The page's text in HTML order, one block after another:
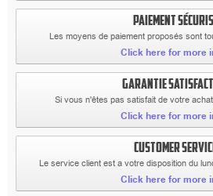
PAIEMENT
Les moyens de paiement proposés sont
Click here for more
GARANTIE
Si vous n'êtes pas satisfait de votre
Click here for more
CUSTOMER
Le service client est a votre disposition du
Click here for more